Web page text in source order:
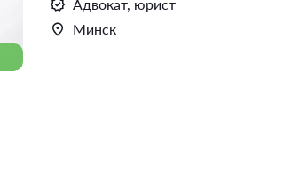
Адвокат, юрист
Минск